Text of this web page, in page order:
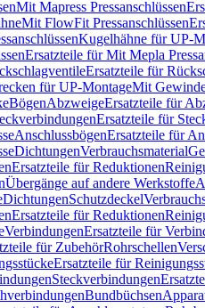
Mit Mapress Pressanschlüssen
Mit FlowFit Pressanschlüssen
Kugelhähne für UP-
Ersatzteile für Mit Mepla
Ersatzteile für
für UP-MontageMit
BögenAbzweigeErsatzteile für
Ersatzteile für
AnschlussbögenErsatzteile für
DichtungenVerbrauchsmaterial
Ersatzteile für Reduktionen
Übergänge auf andere Werkstoffe
DichtungenSchutzdeckel
Ersatzteile für Reduktionen
VerbindungenErsatzteile für
für ZubehörRohrschellen
Ersatzteile für
Steckverbindungen
Bundbüchsen